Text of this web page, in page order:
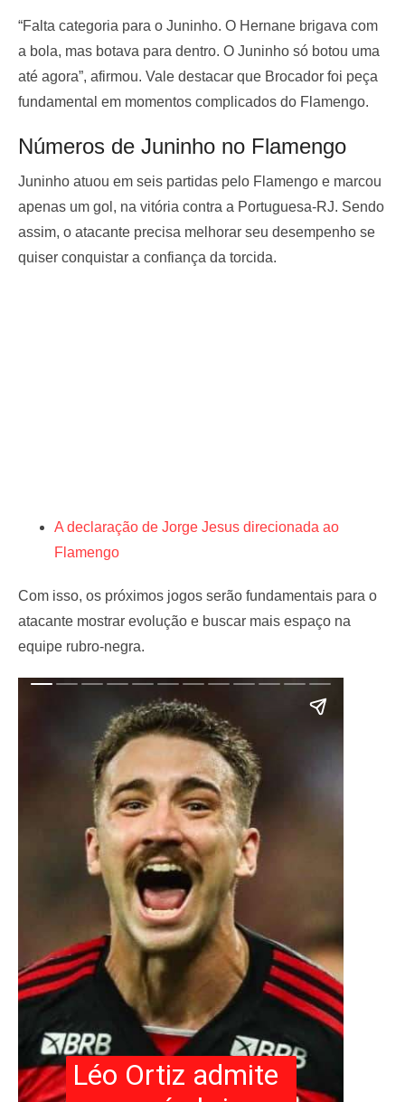
“Falta categoria para o Juninho. O Hernane brigava com
a bola, mas botava para dentro. O Juninho só botou uma
até agora”, afirmou. Vale destacar que Brocador foi peça
fundamental em momentos complicados do Flamengo.
Números de Juninho no Flamengo
Juninho atuou em seis partidas pelo Flamengo e marcou
apenas um gol, na vitória contra a Portuguesa-RJ. Sendo
assim, o atacante precisa melhorar seu desempenho se
quiser conquistar a confiança da torcida.
A declaração de Jorge Jesus direcionada ao
Flamengo
Com isso, os próximos jogos serão fundamentais para o
atacante mostrar evolução e buscar mais espaço na
equipe rubro-negra.